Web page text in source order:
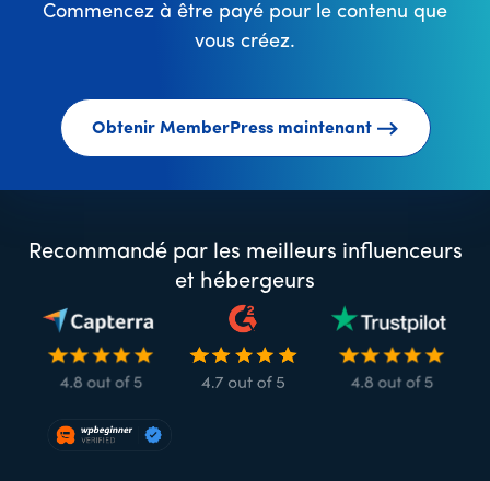
Commencez à être payé pour le contenu que
vous créez.
Obtenir MemberPress maintenant
Recommandé par les meilleurs influenceurs
et hébergeurs